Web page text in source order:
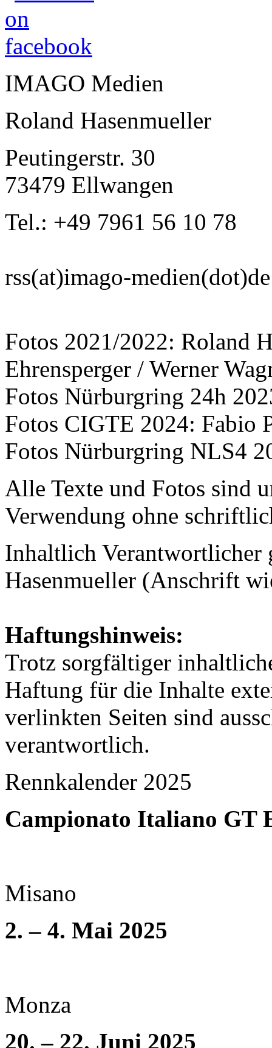
IMAGO Medien
Roland Hasenmueller
Peutingerstr. 30
73479 Ellwangen
Tel.: +49 7961 56 10 78
rss(at)imago-medien(dot)de
Fotos 2021/2022: Roland
Ehrensperger / Werner
Fotos Nürburgring 24h
Fotos CIGTE 2024: Fabio
Fotos Nürburgring NLS4
Alle Texte und Fotos sind
Verwendung ohne
Inhaltlich Verantwortlicher
Hasenmueller (Anschrift
Haftungshinweis:
Trotz sorgfältiger
Haftung für die Inhalte
verlinkten Seiten sind
verantwortlich.
Rennkalender 2025
Campionato Italiano GT
Misano
2. – 4. Mai 2025
Monza
20. – 22. Juni 2025